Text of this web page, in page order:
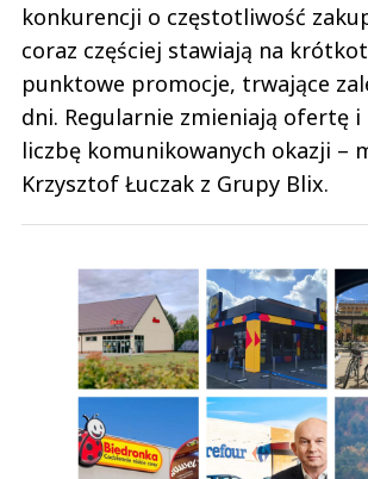
konkurencji o częstotliwość
coraz częściej stawiają na
punktowe promocje, trwające
dni. Regularnie zmieniają ofertę i
liczbę komunikowanych okazji –
Krzysztof Łuczak z Grupy Blix.